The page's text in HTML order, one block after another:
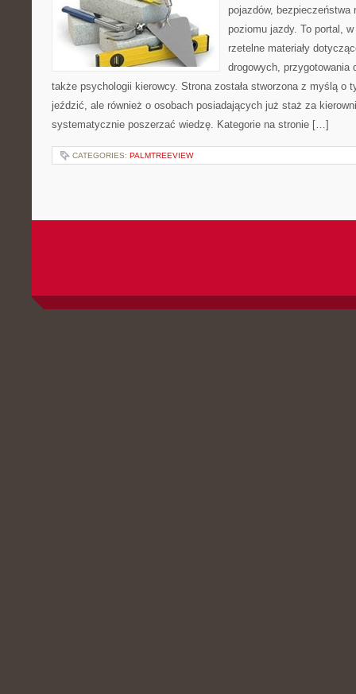
pojazdów, bezpieczeństwa
poziomu jazdy. To portal,
rzetelne materiały
drogowych, przygotowania
także psychologii kierowcy. Strona została stworzona z myślą o
jeździć, ale również o osobach posiadających już staż za
systematycznie poszerzać wiedzę. Kategorie na stronie […]
CATEGORIES: PALMTREEVIEW